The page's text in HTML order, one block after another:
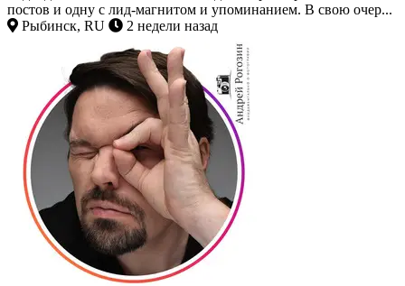
постов и одну с лид-магнитом и упоминанием. В свою очер...
Рыбинск, RU
2 недели назад